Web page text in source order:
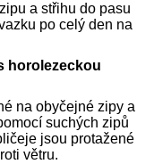
a střihu do pasu
po celý den na
horolezeckou
na obyčejné zipy a
suchých zipů
jsou protažené
větru.